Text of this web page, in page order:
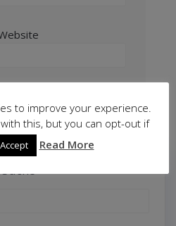
Suche
to improve your experience.
this, but you can opt-out if
Accept Read More